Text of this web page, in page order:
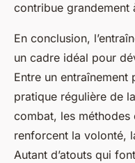
contribue grandement
En conclusion,
un cadre idéal pour
Entre un entraînement
pratique régulière de
combat, les
renforcent la volonté,
Autant d’atouts qui